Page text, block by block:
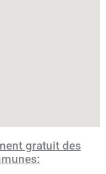
gratuit des